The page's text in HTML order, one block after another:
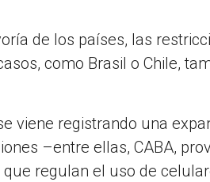
de los países, las
como Brasil o Chile,
viene registrando una
–entre ellas, CABA,
regulan el uso de